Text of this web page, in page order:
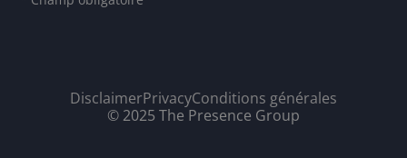
DisclaimerPrivacyConditions générales
© 2025 The Presence Group